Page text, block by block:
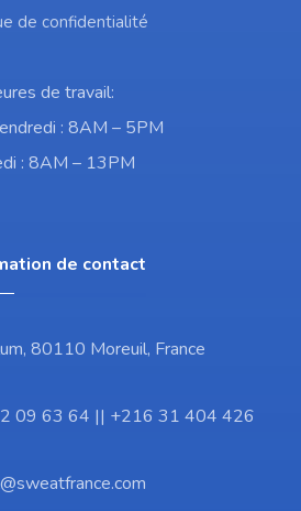
de confidentialité
de travail:
: 8AM – 5PM
: 8AM – 13PM
de contact
80110 Moreuil, France
09 63 64 || +216 31 404 426